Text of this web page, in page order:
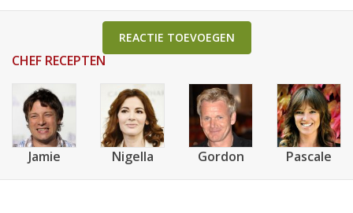
REACTIE TOEVOEGEN
CHEF RECEPTEN
Jamie Nigella Gordon Pascale